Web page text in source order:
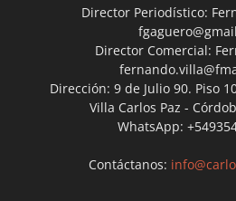
Director Periodístico:
Director Comercial:
Dirección: 9 de Julio 90. Piso
Villa Carlos Paz -
WhatsApp:
Contáctanos: